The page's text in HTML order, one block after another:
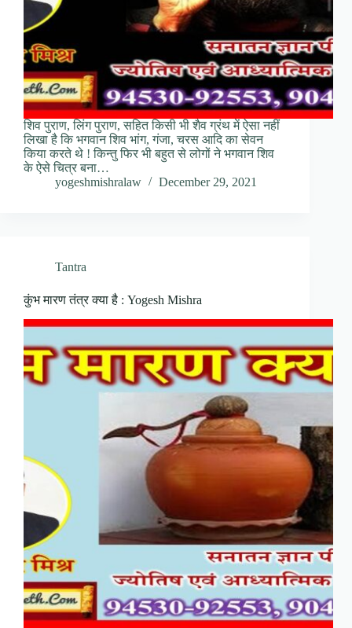
शिव पुराण, लिंग पुराण, सहित किसी भी शैव ग्रंथ में ऐसा नहीं
लिखा है कि भगवान शिव भांग, गंजा, चरस आदि का सेवन
किया करते थे ! किन्तु फिर भी बहुत से लोगों ने भगवान शिव
के ऐसे ‍चित्र बना…
yogeshmishralaw
December 29, 2021
Tantra
कुंभ मारण तंत्र क्या है : Yogesh Mishra